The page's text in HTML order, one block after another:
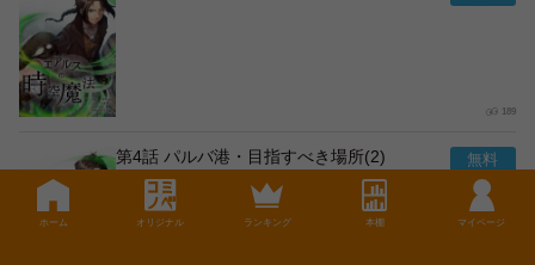
189
第4話 パルバ港・目指すべき場所(2)
ホーム オリジナル ランキング 本棚 マイページ